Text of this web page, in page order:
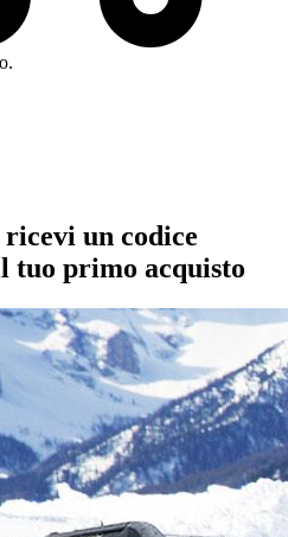
un codice
tuo primo acquisto